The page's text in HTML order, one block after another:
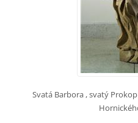
Svatá Barbora , svatý